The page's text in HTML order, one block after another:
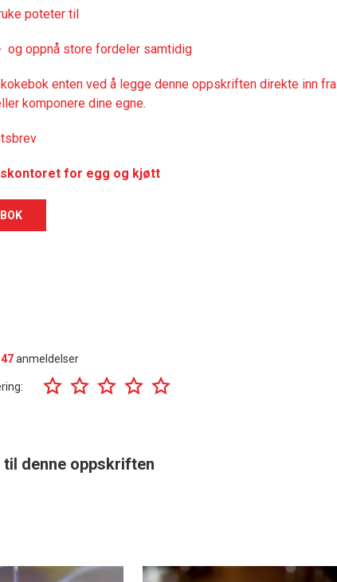
poteter til
og oppnå store fordeler samtidig
enten ved å legge denne oppskriften direkte inn fra
komponere dine egne.
for egg og kjøtt
47anmeldelser
denne oppskriften